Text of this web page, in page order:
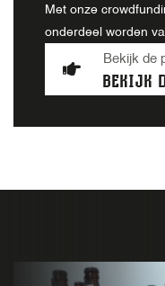
Met onze
onderdeel worden
Bekijk de
BEKIJK